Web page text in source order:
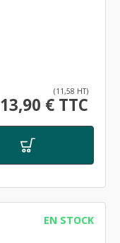
(11,58 HT)
13,90 € TTC
EN STOCK